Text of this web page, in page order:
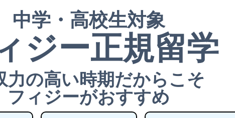
中学・高校生対象
ジー正規留学
力の高い時期だからこそ
フィジーがおすすめ